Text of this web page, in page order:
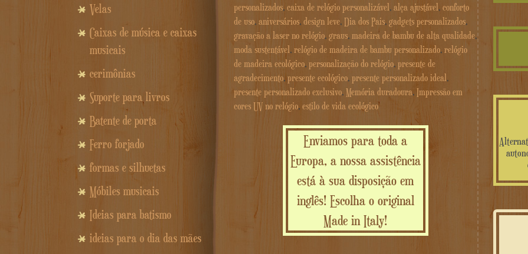
personalizados, caixa de relógio personalizável, alça ajustável, conforto
de uso, aniversários, design leve, Dia dos Pais, gadgets personalizados,
gravação a laser no relógio, graus, madeira de bambu de alta qualidade,
moda sustentável, relógio de madeira de bambu personalizado, relógio
de madeira ecológico, personalização do relógio, presente de
agradecimento, presente ecológico, presente personalizado ideal,
presente personalizado exclusivo, Memória duradoura, Impressão em
cores UV no relógio, estilo de vida ecológico
Enviamos para toda a
Europa, a nossa assistência
está à sua disposição em
inglês! Escolha o original
Made in Italy!
Velas
Caixas de música e caixas
musicais
cerimônias
Suporte para livros
Batente de porta
Ferro forjado
formas e silhuetas
Móbiles musicais
Ideias para batismo
ideias para o dia das mães